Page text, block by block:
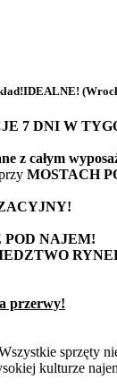
7 DNI W
z całym
MOSTACH
POD NAJEM!
przerwy!
sprzęty
kulturze